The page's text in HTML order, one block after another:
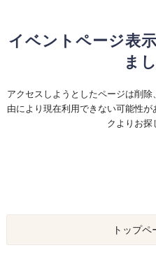
イベントページ表
ま
アクセスしようとしたページは削
由により現在利用できない可能性
クよりお探
トップペ